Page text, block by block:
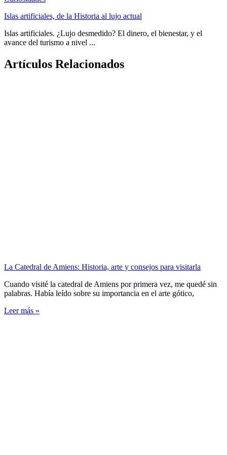
Islas artificiales, de la Historia al lujo actual
Islas artificiales. ¿Lujo desmedido? El dinero, el bienestar, y el
avance del turismo a nivel ...
Artículos Relacionados
La Catedral de Amiens: Historia, arte y consejos para visitarla
Cuando visité la catedral de Amiens por primera vez, me quedé sin
palabras. Había leído sobre su importancia en el arte gótico,
Leer más »